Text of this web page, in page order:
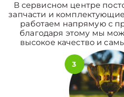
В сервисном центре
запчасти и
работаем напрямую с
благодаря этому мы
высокое качество и
3